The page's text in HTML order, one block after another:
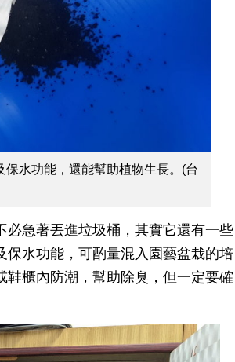
水功能，還能幫助植物生長。(台
必急著丟進垃圾桶，其實它還有一些
水功能，可酌量混入園藝盆栽的培
櫃內防潮，幫助除臭，但一定要確